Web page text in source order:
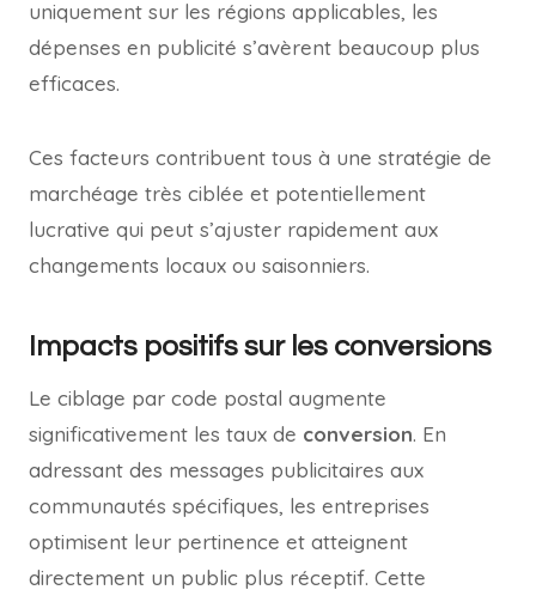
uniquement sur les régions applicables, les
dépenses en publicité s’avèrent beaucoup plus
efficaces.
Ces facteurs contribuent tous à une stratégie de
marchéage très ciblée et potentiellement
lucrative qui peut s’ajuster rapidement aux
changements locaux ou saisonniers.
Impacts positifs sur les conversions
Le ciblage par code postal augmente
significativement les taux de conversion. En
adressant des messages publicitaires aux
communautés spécifiques, les entreprises
optimisent leur pertinence et atteignent
directement un public plus réceptif. Cette